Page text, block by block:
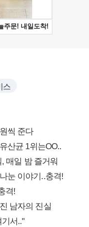
스
씩 준다
산균 1위는OO..
매일 밤 즐거워
눈 이야기..충격!
격!
남자의 진실
서.."